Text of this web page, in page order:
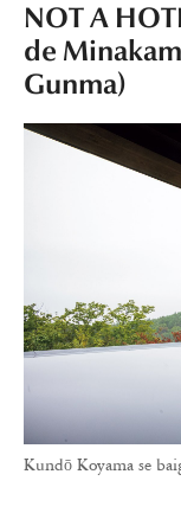
NOT A
de
Gunma)
Kundō Koyama se